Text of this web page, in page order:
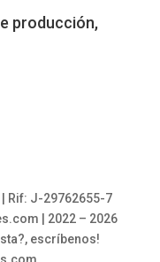
producción,
Rif: J-29762655-7
| 2022 – 2026
escríbenos!